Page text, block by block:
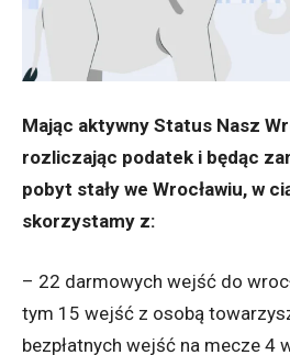
Mając aktywny Status Nasz
rozliczając podatek i będąc
pobyt stały we Wrocławiu, w
skorzystamy z:
– 22 darmowych wejść do
tym 15 wejść z osobą
bezpłatnych wejść na mecze 4